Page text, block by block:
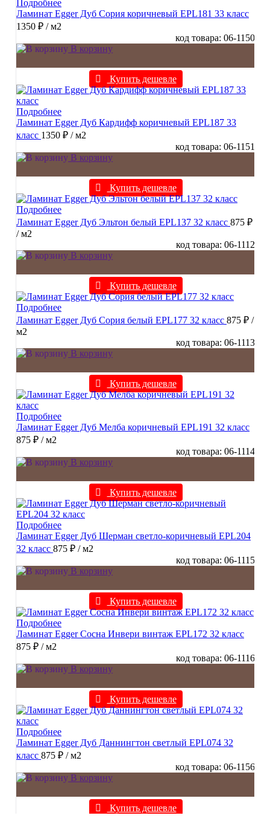
Подробнее
Ламинат Egger Дуб Сория коричневый EPL181 33 класс
1350 ₽ / м2
код товара: 06-1150
В корзину
Купить дешевле
Подробнее
Ламинат Egger Дуб Кардифф коричневый EPL187 33
класс 1350 ₽ / м2
код товара: 06-1151
В корзину
Купить дешевле
Подробнее
Ламинат Egger Дуб Эльтон белый EPL137 32 класс 875 ₽
/ м2
код товара: 06-1112
В корзину
Купить дешевле
Подробнее
Ламинат Egger Дуб Сория белый EPL177 32 класс 875 ₽ /
м2
код товара: 06-1113
В корзину
Купить дешевле
Подробнее
Ламинат Egger Дуб Мелба коричневый EPL191 32 класс
875 ₽ / м2
код товара: 06-1114
В корзину
Купить дешевле
Подробнее
Ламинат Egger Дуб Шерман светло-коричневый EPL204
32 класс 875 ₽ / м2
код товара: 06-1115
В корзину
Купить дешевле
Подробнее
Ламинат Egger Сосна Инвери винтаж EPL172 32 класс
875 ₽ / м2
код товара: 06-1116
В корзину
Купить дешевле
Подробнее
Ламинат Egger Дуб Даннингтон светлый EPL074 32
класс 875 ₽ / м2
код товара: 06-1156
В корзину
Купить дешевле